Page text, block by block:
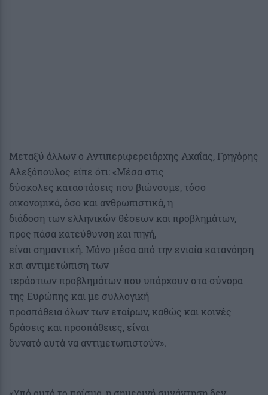
Μεταξύ άλλων ο Αντιπεριφερειάρχης Αχαΐας, Γρηγόρης
Αλεξόπουλος είπε ότι: «Μέσα στις
δύσκολες καταστάσεις που βιώνουμε, τόσο
οικονομικά, όσο και ανθρωπιστικά, η
διάδοση των ελληνικών θέσεων και προβλημάτων,
προς πάσα κατεύθυνση και πηγή,
είναι σημαντική. Μόνο μέσα από την ενιαία κατανόηση
και αντιμετώπιση των
τεράστιων προβλημάτων που υπάρχουν στα σύνορα
της Ευρώπης και με συλλογική
προσπάθεια όλων των εταίρων, καθώς και κοινές
δράσεις και προσπάθειες, είναι
δυνατό αυτά να αντιμετωπιστούν».